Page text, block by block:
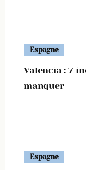
Espagne
Valencia : 7
manquer
Espagne